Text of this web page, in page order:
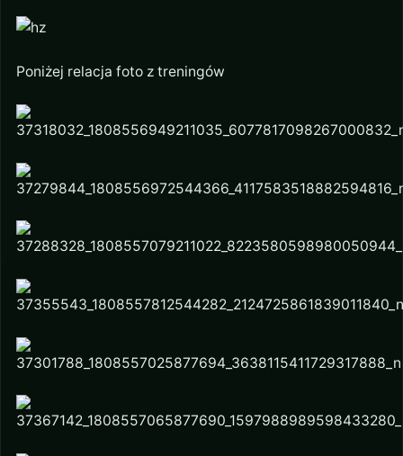
Poniżej relacja foto z treningów